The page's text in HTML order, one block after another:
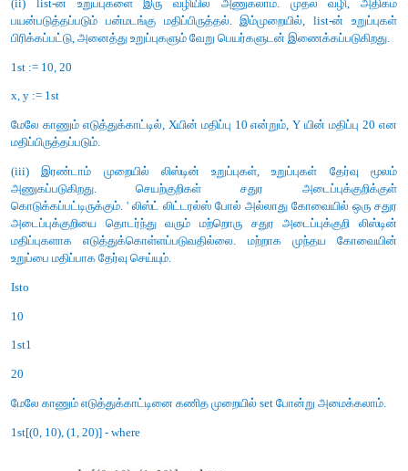
வைத்துக்கொள். City என்ற பொருள் நகரத்தின் பெயர்,
தீர்க்கரேகை பற்றிய தகவல்களை சேமித்திருக்கும் city என்ற
city == makecity (name, lat, lon)
(iii) city பொருளின் தகவல்களை பெறுவதற்கு பின்வரும்
பயன்படுத்தலாம்.
* getname(city)
* getlat(city).
* getlon(city)
(iv) பின்வரும் போலி குறிமுறை இரு
தொலைதூரத்தை கணக்கிடும்.
distance(city1, city2):